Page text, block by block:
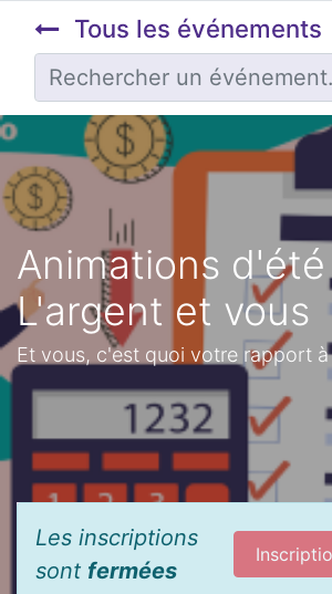
Tous les événements
Animations
L'argent et vous
Et vous, c'est quoi votre rapport
Les inscriptions
sont fermées